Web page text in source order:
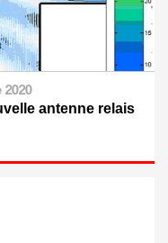
2020
antenne relais